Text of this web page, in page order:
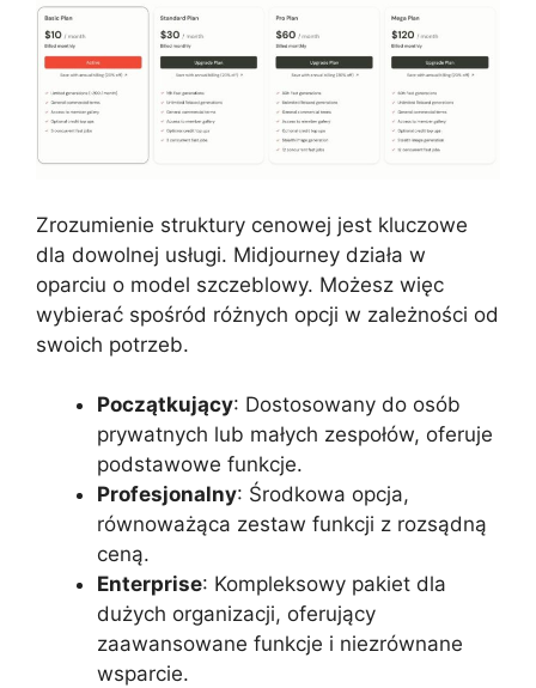
Zrozumienie struktury cenowej jest kluczowe
dla dowolnej usługi. Midjourney działa w
oparciu o model szczeblowy. Możesz więc
wybierać spośród różnych opcji w zależności od
swoich potrzeb.
Początkujący: Dostosowany do osób
prywatnych lub małych zespołów, oferuje
podstawowe funkcje.
Profesjonalny: Środkowa opcja,
równoważąca zestaw funkcji z rozsądną
ceną.
Enterprise: Kompleksowy pakiet dla
dużych organizacji, oferujący
zaawansowane funkcje i niezrównane
wsparcie.